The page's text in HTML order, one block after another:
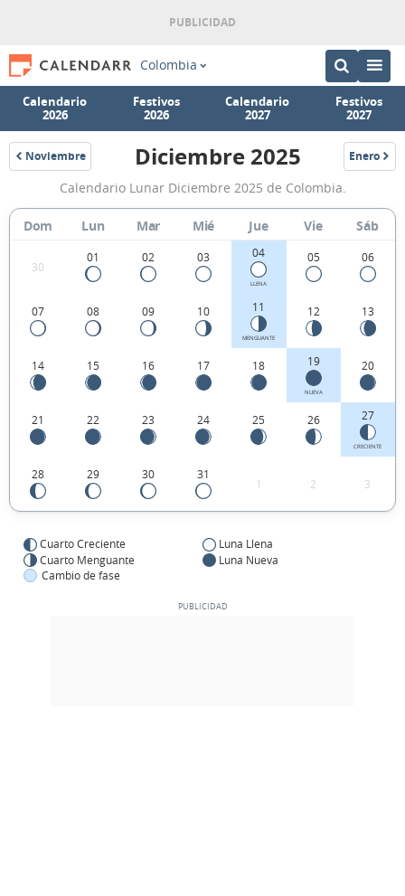
Colombia
Calendario
2026
Festivos
2026
Calendario
2027
Festivos
2027
Noviembre
2025
Calendario
Lunar
Diciembre
2025
Colombia.
Diciembre 2025 Enero
2026
Calendario Lunar Diciembre 2025 de Colombia.
Dom Lun Mar Mié Jue Vie Sáb
30
01 02 03 04
LLENA
05 06
07 08 09 10 11
MENGUANTE
12 13
14 15 16 17 18 19
NUEVA
20
21 22 23 24 25 26 27
CRECIENTE
28 29 30 31
1 2 3
Cuarto Creciente
Luna Llena
Cuarto Menguante
Luna Nueva
Cambio de fase